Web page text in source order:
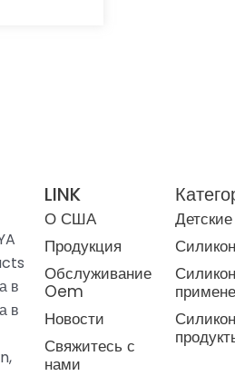
в
в
LINK
О США
Продукция
Обслуживание
Oem
Новости
Свяжитесь с
нами